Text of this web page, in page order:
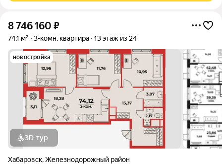
8 746 160 ₽
74,1 м² 3-комн. квартира 13 этаж из 24
новостройка
3D-тур
Хабаровск,Железнодорожный район